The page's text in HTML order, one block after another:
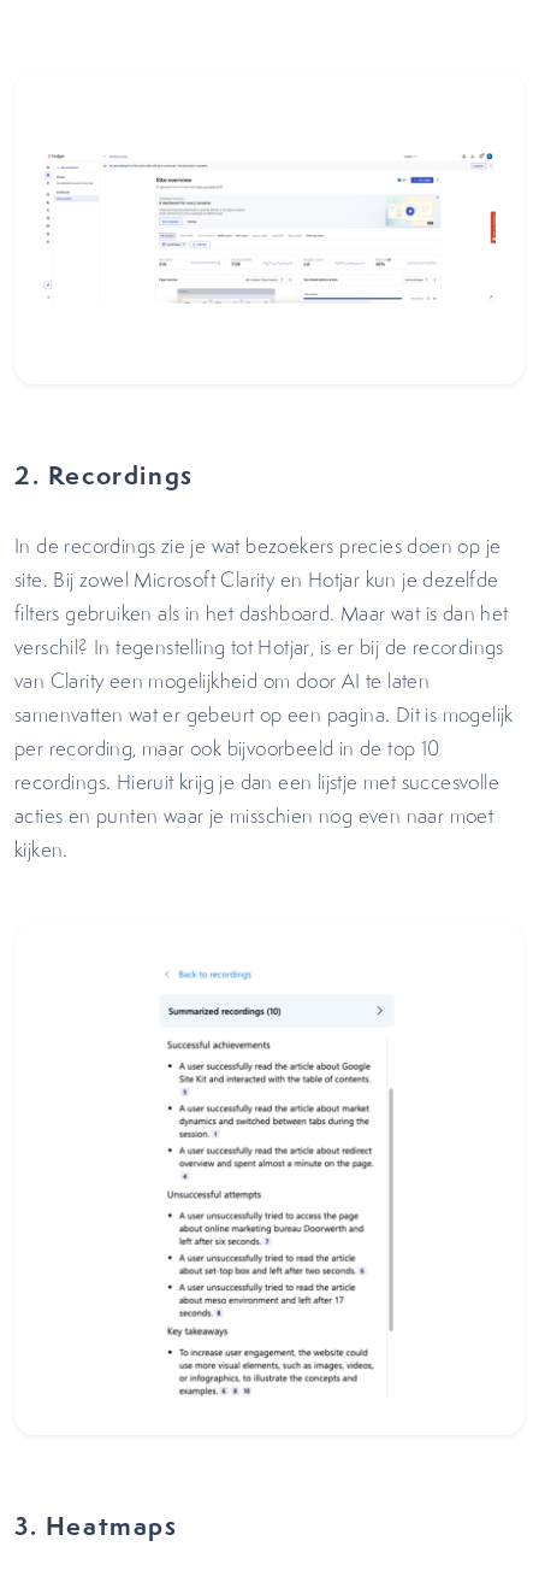
2. Recordings
In de recordings zie je wat bezoekers precies doen op je
site. Bij zowel Microsoft Clarity en Hotjar kun je dezelfde
filters gebruiken als in het dashboard. Maar wat is dan het
verschil? In tegenstelling tot Hotjar, is er bij de recordings
van Clarity een mogelijkheid om door AI te laten
samenvatten wat er gebeurt op een pagina. Dit is mogelijk
per recording, maar ook bijvoorbeeld in de top 10
recordings. Hieruit krijg je dan een lijstje met succesvolle
acties en punten waar je misschien nog even naar moet
kijken.
3. Heatmaps